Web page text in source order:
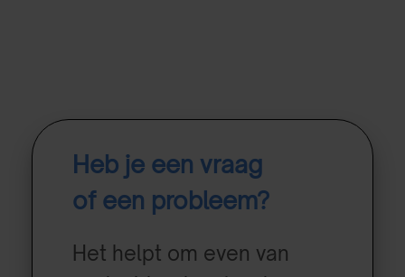
Heb je een vraag
of een probleem?
Het helpt om even van